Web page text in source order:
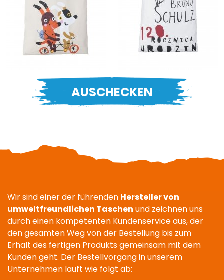
AUSCHECKEN
Wir sind einer der führenden Hersteller von
umweltfreundlichen Taschen und zeichnen uns
durch einen kompetenten Kundenservice aus, der
den gesamten Weg von der Bestellung bis zum
Erhalt des fertigen Produkts gemeinsam mit dem
Kunden geht. Der Bestellvorgang in unserem
Unternehmen läuft wie folgt ab: